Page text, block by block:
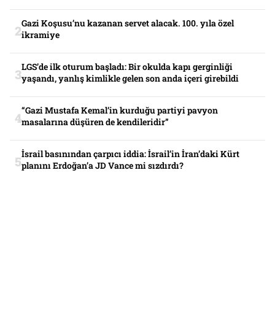
Gazi Koşusu’nu kazanan servet alacak. 100. yıla özel
ikramiye
LGS’de ilk oturum başladı: Bir okulda kapı gerginliği
yaşandı, yanlış kimlikle gelen son anda içeri girebildi
“Gazi Mustafa Kemal’in kurduğu partiyi pavyon
masalarına düşüren de kendileridir”
İsrail basınından çarpıcı iddia: İsrail’in İran’daki Kürt
planını Erdoğan’a JD Vance mi sızdırdı?